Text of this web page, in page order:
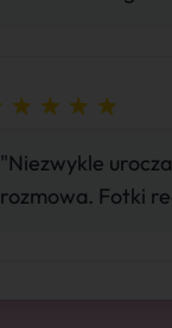
"Niezwykle
rozmowa. Fotki